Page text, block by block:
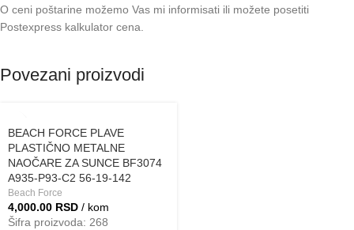
O ceni poštarine možemo Vas mi informisati ili možete posetiti
Postexpress kalkulator cena.
Povezani proizvodi
BEACH FORCE PLAVE
PLASTIČNO METALNE
NAOČARE ZA SUNCE BF3074
A935-P93-C2 56-19-142
Beach Force
4,000.00 RSD / kom
Šifra proizvoda: 268